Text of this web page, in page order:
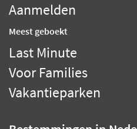
Aanmelden
Meest geboekt
Last Minute
Voor Families
Vakantieparken